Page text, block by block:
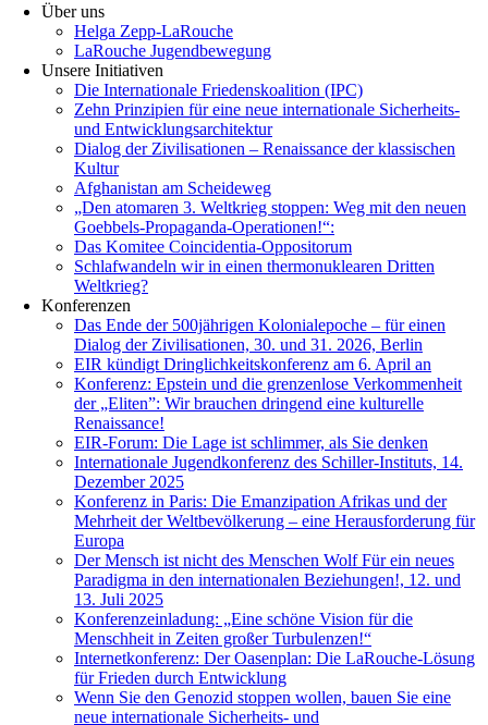
Über uns
Helga Zepp-LaRouche
LaRouche Jugendbewegung
Unsere Initiativen
Die Internationale Friedenskoalition (IPC)
­Zehn Prinzipien für eine neue internationale Sicherheits-
und Entwicklungsarchitektur
Dialog der Zivilisationen – Renaissance der klassischen
Kultur
Afghanistan am Scheideweg
„Den atomaren 3. Weltkrieg stoppen: Weg mit den neuen
Goebbels-Propaganda-Operationen!“:
Das Komitee Coincidentia-Oppositorum
Schlafwandeln wir in einen thermonuklearen Dritten
Weltkrieg?
Konferenzen
Das Ende der 500jährigen Kolonialepoche – für einen
Dialog der Zivilisationen, 30. und 31. 2026, Berlin
EIR kündigt Dringlichkeitskonferenz am 6. April an
Konferenz: Epstein und die grenzenlose Verkommenheit
der „Eliten”: Wir brauchen dringend eine kulturelle
Renaissance!
EIR-Forum: Die Lage ist schlimmer, als Sie denken
Internationale Jugendkonferenz des Schiller-Instituts, 14.
Dezember 2025
Konferenz in Paris: Die Emanzipation Afrikas und der
Mehrheit der Weltbevölkerung – eine Herausforderung für
Europa
Der Mensch ist nicht des Menschen Wolf Für ein neues
Paradigma in den internationalen Beziehungen!, 12. und
13. Juli 2025
Konferenzeinladung: „Eine schöne Vision für die
Menschheit in Zeiten großer Turbulenzen!“
Internetkonferenz: Der Oasenplan: Die LaRouche-Lösung
für Frieden durch Entwicklung
Wenn Sie den Genozid stoppen wollen, bauen Sie eine
neue internationale Sicherheits- und